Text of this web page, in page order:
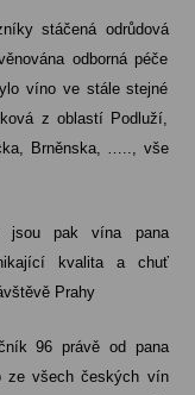
stáčená odrůdová
odborná péče
víno ve stále stejné
z oblastí Podluží,
Brněnska, ….., vše
jsou pak vína pana
kvalita a chuť
Prahy
96 právě od pana
ze všech českých vín